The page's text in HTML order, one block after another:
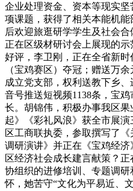
企业处理资金、资本等现实
项课题，获得了相关本能机
后欢迎旅逛研学学生及社会合
正在区级材研讨会上展现的
好评，李卫刚，正在全省新
（宝鸡赛区）夺冠；赠送万
成立党支部，权利送教下乡
音号推送短视频1138条，宝
长。胡锦伟，积极办事我区
起》《彩礼风浪》获全市展演
区工商联执委，参取撰写了
调研演讲》并正在《宝鸡经济
区经济社会成长建言献策？
协组织的进修培训、专题调
怀，她苦守“文化为平易近、